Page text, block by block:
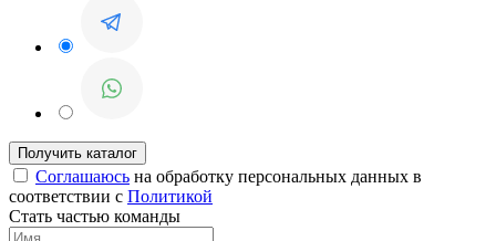
Соглашаюсь на обработку персональных данных в
соответствии с Политикой
Стать частью команды